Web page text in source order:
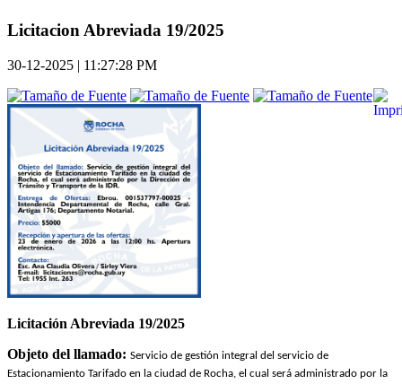
Licitacion Abreviada 19/2025
30-12-2025 | 11:27:28 PM
Licitación Abreviada 19/2025
Objeto del llamado: Servicio de gestión integral del servicio de
Estacionamiento Tarifado en la ciudad de Rocha, el cual será administrado por la